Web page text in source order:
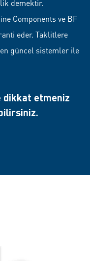
demektir.
Components ve BF
eder. Taklitlere
güncel sistemler ile
dikkat etmeniz